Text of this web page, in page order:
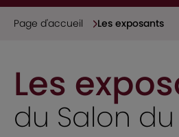
Page d'accueil Les exposants
Les
du Salon